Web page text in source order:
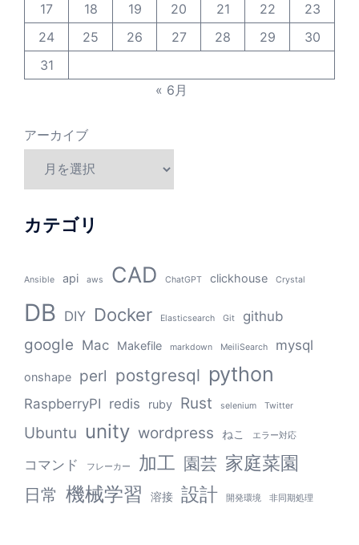
17
18 19 20 21 22
23
24
25 26 27 28 29
30
31
« 6月
アーカイブ
カテゴリ
Ansible api aws CAD ChatGPT clickhouse Crystal
DB DIY Docker Elasticsearch Git github
google Mac Makefile markdown MeiliSearch mysql
onshape perl postgresql python
RaspberryPI redis ruby Rust selenium Twitter
Ubuntu unity wordpress ねこ エラー対応
コマンド フレーカー 加工 園芸 家庭菜園
日常 機械学習 溶接 設計 開発環境 非同期処理